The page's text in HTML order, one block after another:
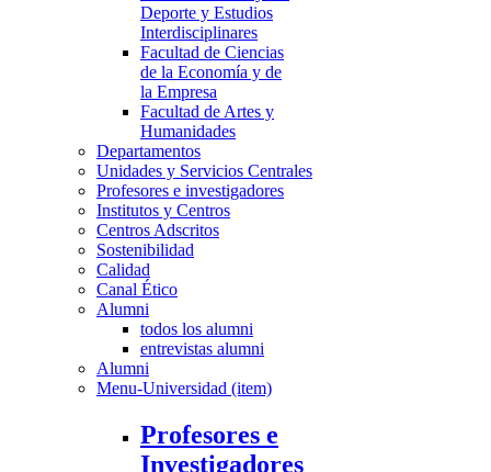
Deporte y Estudios
Interdisciplinares
Facultad de Ciencias
de la Economía y de
la Empresa
Facultad de Artes y
Humanidades
Departamentos
Unidades y Servicios Centrales
Profesores e investigadores
Institutos y Centros
Centros Adscritos
Sostenibilidad
Calidad
Canal Ético
Alumni
todos los alumni
entrevistas alumni
Alumni
Menu-Universidad (item)
Profesores e
Investigadores